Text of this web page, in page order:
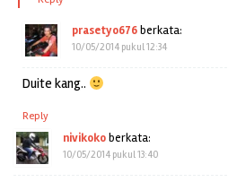
prasetyo676berkata:
10/05/2014 pukul 12:34
Duite kang..
Reply
nivikokoberkata:
10/05/2014 pukul 13:40